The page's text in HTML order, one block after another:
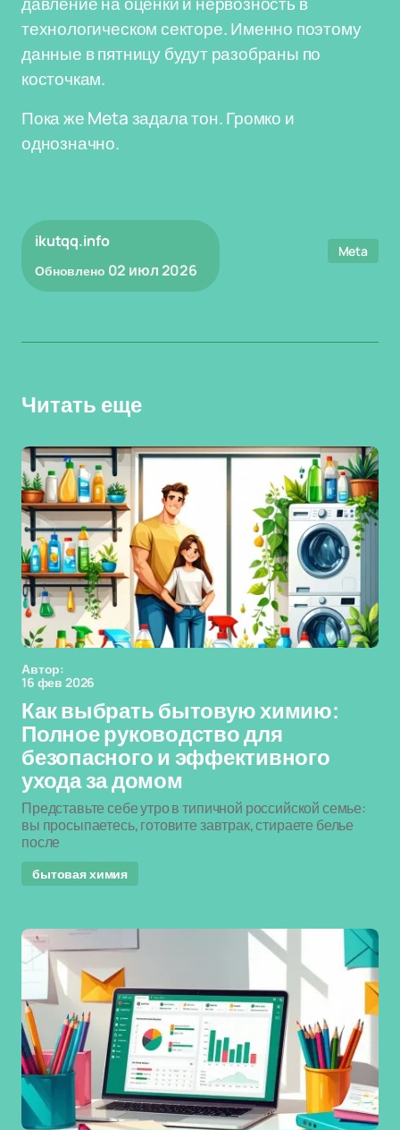
технологическом секторе. Именно поэтому
данные в пятницу будут разобраны по
косточкам.
Пока же Meta задала тон. Громко и
однозначно.
ikutqq.info
Обновлено 02 июл 2026
Meta
Читать еще
Автор:
16 фев 2026
Как выбрать бытовую химию:
Полное руководство для
безопасного и эффективного
ухода за домом
Представьте себе утро в типичной российской семье:
вы просыпаетесь, готовите завтрак, стираете белье
после
бытовая химия